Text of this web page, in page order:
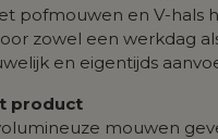
pofmouwen en V-hals
zowel een werkdag
en eigentijds
product
mouwen